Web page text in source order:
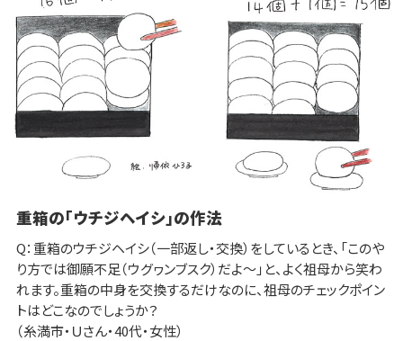
重箱の「ウチジヘイシ」の作法
Q：重箱のウチジヘイシ（一部返し・交換）をしているとき、「このや
り方では御願不足（ウグヮンブスク）だよ～」と、よく祖母から笑わ
れます。重箱の中身を交換するだけなのに、祖母のチェックポイン
トはどこなのでしょうか？
（糸満市・Ｕさん・40代・女性）